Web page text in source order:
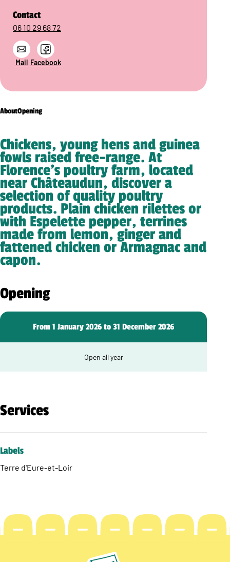
Contact
06 10 29 68 72
Mail Facebook
AboutOpening
Chickens, young hens and guinea
fowls raised free-range. At
Florence’s poultry farm, located
near Châteaudun, discover a
selection of quality poultry
products. Plain chicken rilettes or
with Espelette pepper, terrines
made from lemon, ginger and
fattened chicken or Armagnac and
capon.
Opening
From 1 January 2026 to 31 December 2026
Open all year
Services
Labels
Terre d'Eure-et-Loir